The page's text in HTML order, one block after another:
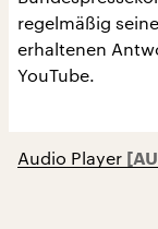
regelmäßig
erhaltenen
YouTube.
Audio Player